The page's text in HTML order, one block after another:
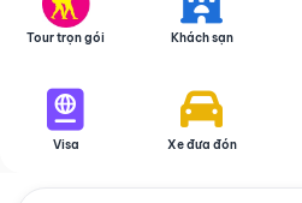
Tour trọn gói Khách sạn
Visa Xe đưa đón